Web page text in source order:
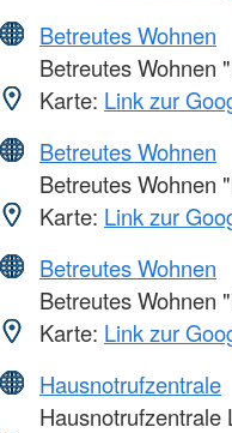
Betreutes Wohnen
Betreutes Wohnen
Karte: Link zur
Betreutes Wohnen
Betreutes Wohnen
Karte: Link zur
Betreutes Wohnen
Betreutes Wohnen
Karte: Link zur
Hausnotrufzentrale
Hausnotrufzentrale